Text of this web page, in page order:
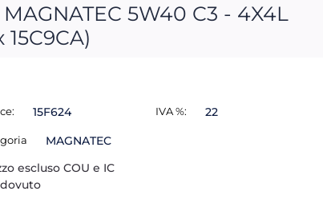
MAGNATEC 5W40 C3 - 4X4L
15C9CA)
15F624
MAGNATEC
escluso COU e IC
IVA %: 22